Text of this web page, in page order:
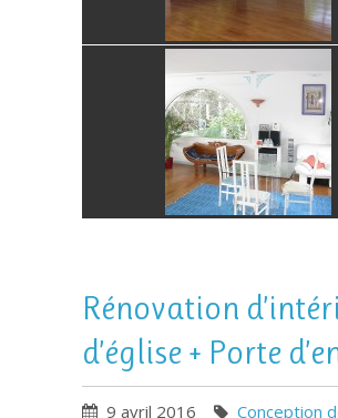
Rénovation
d’église + Porte
9 avril 2016
Conception